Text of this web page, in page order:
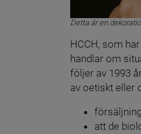
Detta är en
HCCH, som
handlar om
följer av 1993
av oetiskt eller
att de